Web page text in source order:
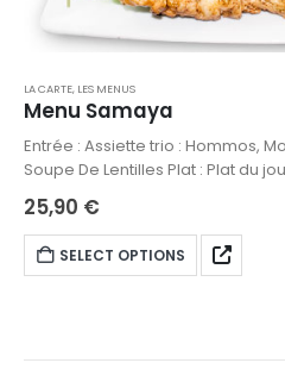
LA CARTE, LES MENUS
Menu Samaya
Entrée : Assiette trio : Hommos,
Soupe De Lentilles Plat : Plat du jour ou Kafta ou Chiche Taouk
Dessert: Mouhallabyeh ou
pain inclut
25,90 €
SELECT OPTIONS